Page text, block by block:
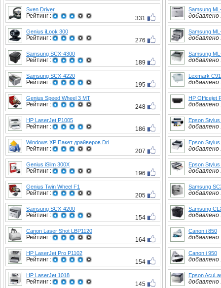
Sven Driver
Рейтинг : 331
Genius iLook 300
Рейтинг : 276
Samsung SCX-4300
Рейтинг : 189
Samsung SCX-4220
Рейтинг : 195
Genius Speed Wheel 3 MT
Рейтинг : 248
HP LaserJet P1005
Рейтинг : 186
Windows XP Пакет драйверов Dri
Рейтинг : 207
Genius iSlim 300X
Рейтинг : 196
Genius Twin Wheel F1
Рейтинг : 205
Samsung SCX-4200
Рейтинг : 154
Canon Laser Shot LBP1120
Рейтинг : 164
HP LaserJet Pro P1102
Рейтинг : 154
HP LaserJet 1018
Рейтинг : 145
Samsung
добавлено
Samsung
добавлено
Samsung
добавлено
Lexmark
добавлено
HP Officejet
добавлено
Epson
добавлено
Epson
добавлено
Epson
добавлено
Samsung
добавлено
Samsung
добавлено
Canon i 850
добавлено
Canon i 950
добавлено
Epson
добавлено